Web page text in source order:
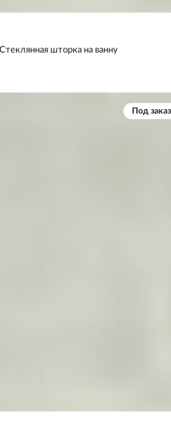
шторка на ванну
Под заказ